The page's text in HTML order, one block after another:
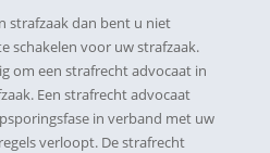
strafzaak dan bent u niet
schakelen voor uw strafzaak.
om een strafrecht advocaat in
Een strafrecht advocaat
in verband met uw
verloopt. De strafrecht